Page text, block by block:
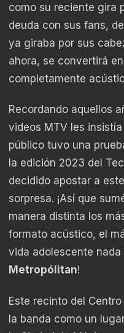
como su reciente gira
deuda con sus fans,
ya giraba por sus
ahora, se convertirá
completamente
Recordando aquellos
videos MTV les
público tuvo una
la edición 2023 del
decidido apostar a
sorpresa. ¡Así que
manera distinta los
formato acústico, el
vida adolescente nada
Metropólitan!
Este recinto del
la banda como un